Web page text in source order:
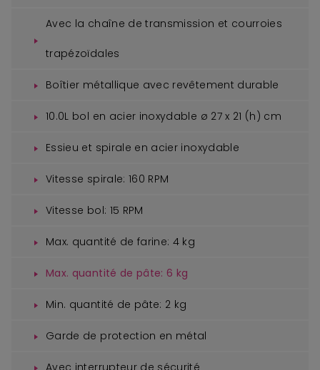
Avec la chaîne de transmission et courroies
trapézoïdales
Boîtier métallique avec revêtement durable
10.0L bol en acier inoxydable ø 27 x 21 (h) cm
Essieu et spirale en acier inoxydable
Vitesse spirale: 160 RPM
Vitesse bol: 15 RPM
Max. quantité de farine: 4 kg
Max. quantité de pâte: 6 kg
Min. quantité de pâte: 2 kg
Garde de protection en métal
Avec interrupteur de sécurité